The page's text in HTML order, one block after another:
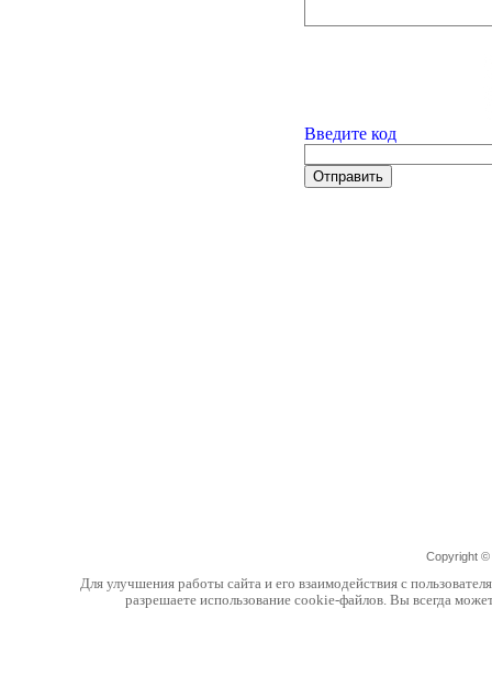
Введите код
Copyright ©
Для улучшения работы сайта и его взаимодействия с
разрешаете использование cookie-файлов. Вы всегда